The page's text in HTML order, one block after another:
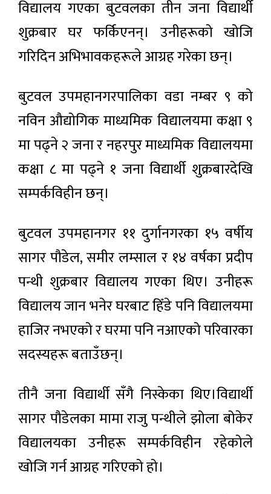
विद्यालय गएका बुटवलका तीन जना विद्यार्थी
शुक्रबार घर फर्किएनन्। उनीहरूको खोजि
गरिदिन अभिभावकहरूले आग्रह गरेका छन्।
बुटवल उपमहानगरपालिका वडा नम्बर ९ को
नविन औद्योगिक माध्यमिक विद्यालयमा कक्षा ९
मा पढ्ने २ जना र नहरपुर माध्यमिक विद्यालयमा
कक्षा ८ मा पढ्ने १ जना विद्यार्थी शुक्रबारदेखि
सम्पर्कविहीन छन्।
बुटवल उपमहानगर ११ दुर्गानगरका १५ वर्षीय
सागर पौडेल, समीर लम्साल र १४ वर्षका प्रदीप
पन्थी शुक्रबार विद्यालय गएका थिए। उनीहरू
विद्यालय जान भनेर घरबाट हिँडे पनि विद्यालयमा
हाजिर नभएको र घरमा पनि नआएको परिवारका
सदस्यहरू बताउँछन्।
तीनै जना विद्यार्थी सँगै निस्केका थिए।विद्यार्थी
सागर पौडेलका मामा राजु पन्थीले झोला बोकेर
विद्यालयका उनीहरू सम्पर्कविहीन रहेकोले
खोजि गर्न आग्रह गरिएको हो।